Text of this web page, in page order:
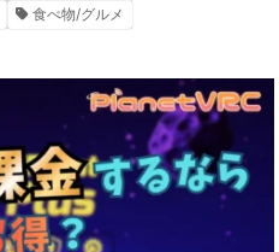
食べ物/グルメ